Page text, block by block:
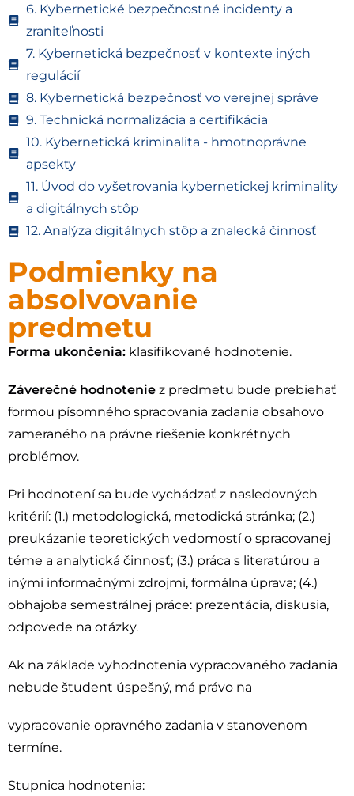
6. Kybernetické bezpečnostné incidenty a
zraniteľnosti
7. Kybernetická bezpečnosť v kontexte iných
regulácií
8. Kybernetická bezpečnosť vo verejnej správe
9. Technická normalizácia a certifikácia
10. Kybernetická kriminalita - hmotnoprávne
apsekty
11. Úvod do vyšetrovania kybernetickej kriminality
a digitálnych stôp
12. Analýza digitálnych stôp a znalecká činnosť
Podmienky na
absolvovanie
predmetu
Forma ukončenia: klasifikované hodnotenie.
Záverečné hodnotenie z predmetu bude prebiehať
formou písomného spracovania zadania obsahovo
zameraného na právne riešenie konkrétnych
problémov.
Pri hodnotení sa bude vychádzať z nasledovných
kritérií: (1.) metodologická, metodická stránka; (2.)
preukázanie teoretických vedomostí o spracovanej
téme a analytická činnosť; (3.) práca s literatúrou a
inými informačnými zdrojmi, formálna úprava; (4.)
obhajoba semestrálnej práce: prezentácia, diskusia,
odpovede na otázky.
Ak na základe vyhodnotenia vypracovaného zadania
nebude študent úspešný, má právo na
vypracovanie opravného zadania v stanovenom
termíne.
Stupnica hodnotenia: